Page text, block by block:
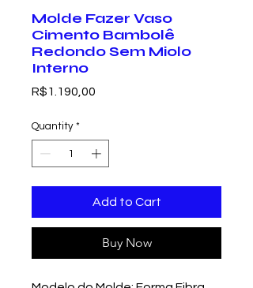
Molde Fazer Vaso
Cimento Bambolê
Redondo Sem Miolo
Interno
R$1.190,00
Quantity *
Add to Cart
Buy Now